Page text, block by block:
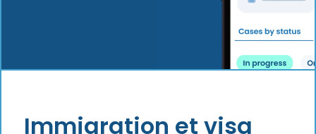
Immigration et visa